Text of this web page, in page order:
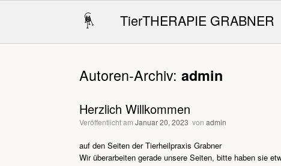
TierTHERAPIE GRABNER
Autoren-Archiv: admin
Herzlich Willkommen
Veröffentlicht am Januar 20, 2023 von admin
auf den Seiten der Tierheilpraxis Grabner
Wir überarbeiten gerade unsere Seiten, bitte haben sie